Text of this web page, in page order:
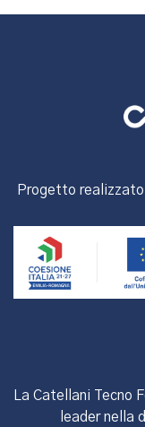
Progetto realizzato
La Catellani Tecno
leader nella